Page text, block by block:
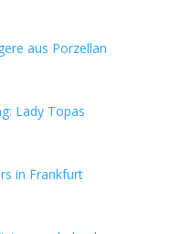
aus Porzellan
Lady Topas
in Frankfurt